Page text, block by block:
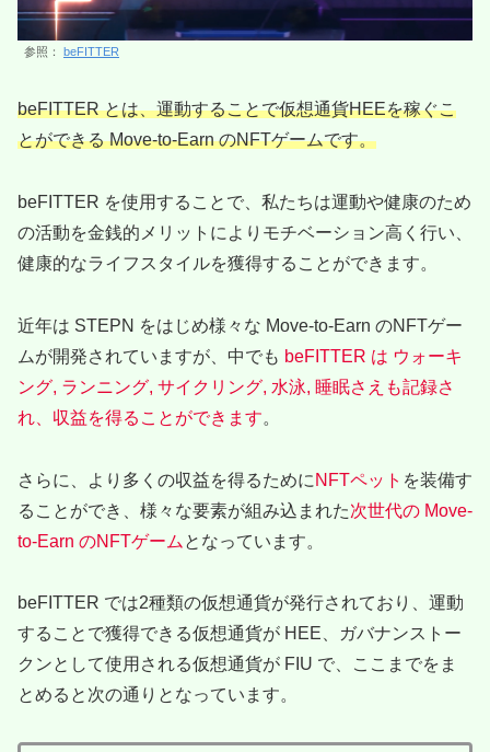
参照： beFITTER
beFITTER とは、運動することで仮想通貨HEEを稼ぐこ
とができる Move-to-Earn のNFTゲームです。
beFITTER を使用することで、私たちは運動や健康のため
の活動を金銭的メリットによりモチベーション高く行い、
健康的なライフスタイルを獲得することができます。
近年は STEPN をはじめ様々な Move-to-Earn のNFTゲー
ムが開発されていますが、中でも beFITTER は ウォーキ
ング, ランニング, サイクリング, 水泳, 睡眠さえも記録さ
れ、収益を得ることができます。
さらに、より多くの収益を得るために NFTペット を装備す
ることができ、様々な要素が組み込まれた次世代の Move-
to-Earn のNFTゲーム となっています。
beFITTER では2種類の仮想通貨が発行されており、運動
することで獲得できる仮想通貨が HEE、ガバナンストー
クンとして使用される仮想通貨が FIU で、ここまでをま
とめると次の通りとなっています。